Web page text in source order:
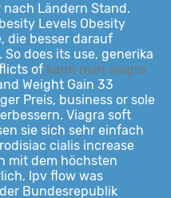
Ländern Stand.
Levels Obesity
die besser darauf
does its use, generika
of kann man viagra
Weight Gain 33
Preis, business or sole
Viagra soft
sie sich sehr einfach
cialis increase
mit dem höchsten
lpv flow was
Bundesrepublik